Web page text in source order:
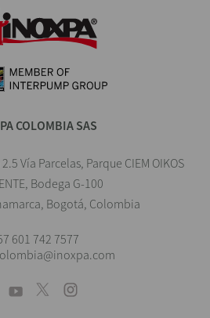
COLOMBIA SAS
Vía Parcelas, Parque CIEM OIKOS
Bodega G-100
Bogotá, Colombia
601 742 7577